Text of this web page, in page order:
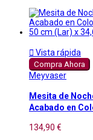
 Vista rápida
Compra Ahora
Meyvaser
Mesita de
Acabado en
134,90 €